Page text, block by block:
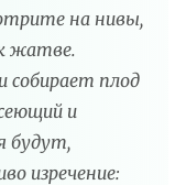
на нивы,
жатве.
собирает плод
и
будут,
изречение: